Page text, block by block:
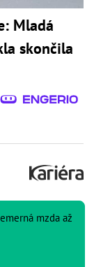
Mladá
skončila
mzda až